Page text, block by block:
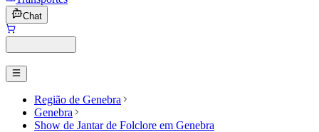
Chat
Região de Genebra
Genebra
Show de Jantar de Folclore em Genebra